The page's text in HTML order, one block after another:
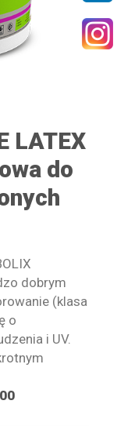
LATEX
do
dobrym
(klasa
o
i UV.